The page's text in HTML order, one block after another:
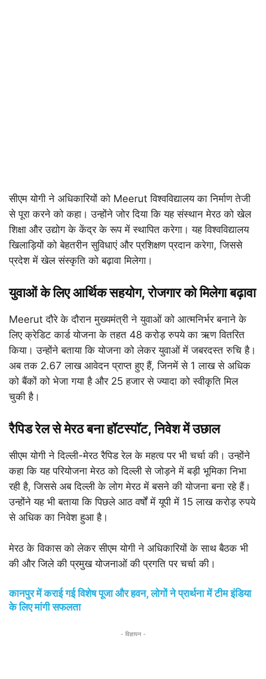
सीएम योगी ने अधिकारियों को Meerut विश्वविद्यालय का निर्माण तेजी
से पूरा करने को कहा। उन्होंने जोर दिया कि यह संस्थान मेरठ को खेल
शिक्षा और उद्योग के केंद्र के रूप में स्थापित करेगा। यह विश्वविद्यालय
खिलाड़ियों को बेहतरीन सुविधाएं और प्रशिक्षण प्रदान करेगा, जिससे
प्रदेश में खेल संस्कृति को बढ़ावा मिलेगा।
युवाओं के लिए आर्थिक सहयोग, रोजगार को मिलेगा बढ़ावा
Meerut दौरे के दौरान मुख्यमंत्री ने युवाओं को आत्मनिर्भर बनाने के
लिए क्रेडिट कार्ड योजना के तहत 48 करोड़ रुपये का ऋण वितरित
किया। उन्होंने बताया कि योजना को लेकर युवाओं में जबरदस्त रुचि है।
अब तक 2.67 लाख आवेदन प्राप्त हुए हैं, जिनमें से 1 लाख से अधिक
को बैंकों को भेजा गया है और 25 हजार से ज्यादा को स्वीकृति मिल
चुकी है।
रैपिड रेल से मेरठ बना हॉटस्पॉट, निवेश में उछाल
सीएम योगी ने दिल्ली-मेरठ रैपिड रेल के महत्व पर भी चर्चा की। उन्होंने
कहा कि यह परियोजना मेरठ को दिल्ली से जोड़ने में बड़ी भूमिका निभा
रही है, जिससे अब दिल्ली के लोग मेरठ में बसने की योजना बना रहे हैं।
उन्होंने यह भी बताया कि पिछले आठ वर्षों में यूपी में 15 लाख करोड़ रुपये
से अधिक का निवेश हुआ है।
मेरठ के विकास को लेकर सीएम योगी ने अधिकारियों के साथ बैठक भी
की और जिले की प्रमुख योजनाओं की प्रगति पर चर्चा की।
कानपुर में कराई गई विशेष पूजा और हवन, लोगों ने प्रार्थना में टीम इंडिया
के लिए मांगी सफलता
- विज्ञापन -